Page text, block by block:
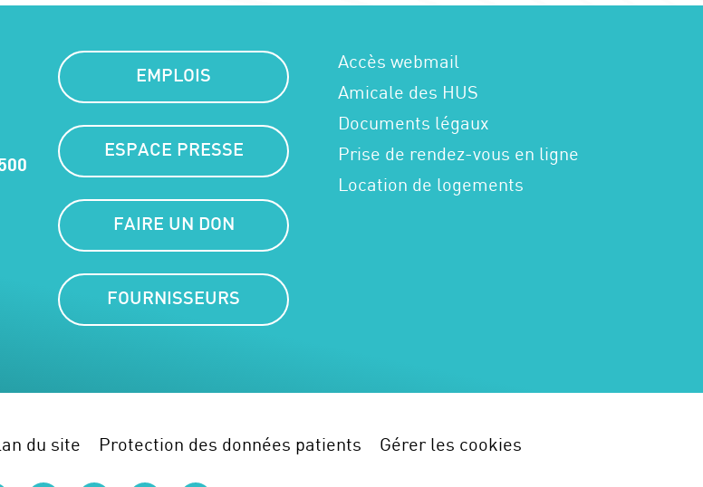
EMPLOIS
ESPACE PRESSE
FAIRE UN DON
FOURNISSEURS
Accès webmail
Amicale des HUS
Documents légaux
Prise de rendez-vous en ligne
Location de logements
du site Protection des données patients Gérer les cookies